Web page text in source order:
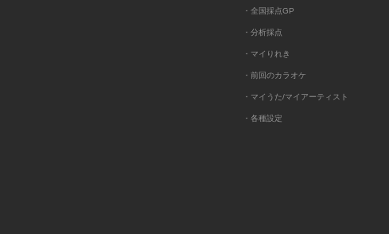
・全国採点GP
・分析採点
・マイりれき
・前回のカラオケ
・マイうた/マイアーティスト
・各種設定